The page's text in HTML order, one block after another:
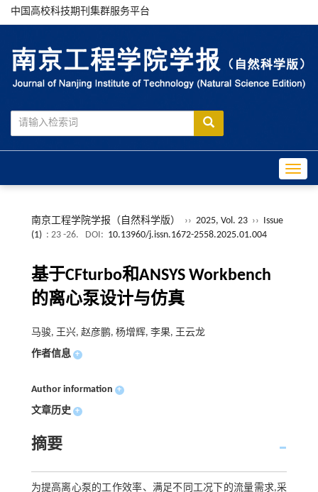
中国高校科技期刊集群服务平台
南京工程学院学报（自然科学版） ›› 2025, Vol. 23 ›› Issue
(1) : 23 -26. DOI: 10.13960/j.issn.1672-2558.2025.01.004
基于CFturbo和ANSYS Workbench
的离心泵设计与仿真
马骏, 王兴, 赵彦鹏, 杨增辉, 李果, 王云龙
作者信息 +
Author information +
文章历史 +
摘要
为提高离心泵的工作效率、满足不同工况下的流量需求,采